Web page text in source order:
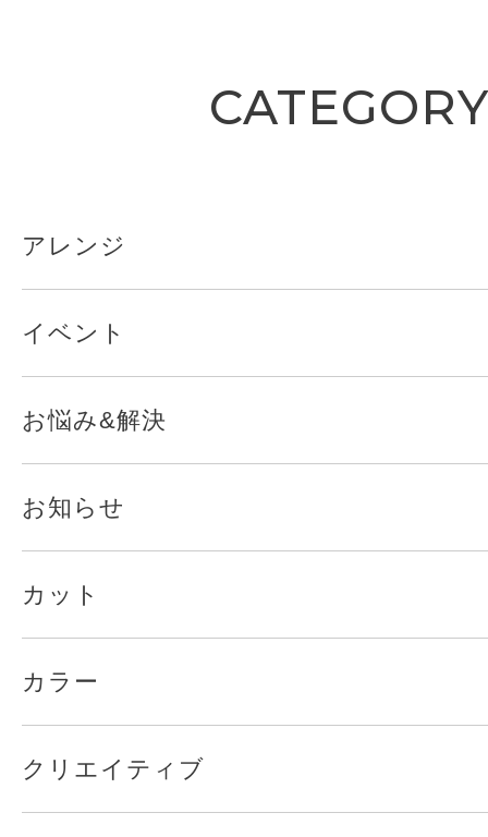
CATEGORY
アレンジ
イベント
お悩み&解決
お知らせ
カット
カラー
クリエイティブ